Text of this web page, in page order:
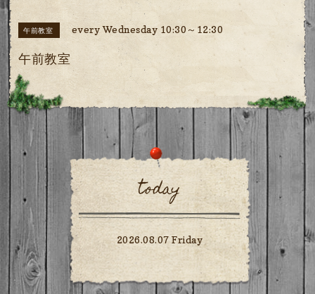
午前教室 every Wednesday 10:30～12:30
午前教室
today
2026.08.07 Friday